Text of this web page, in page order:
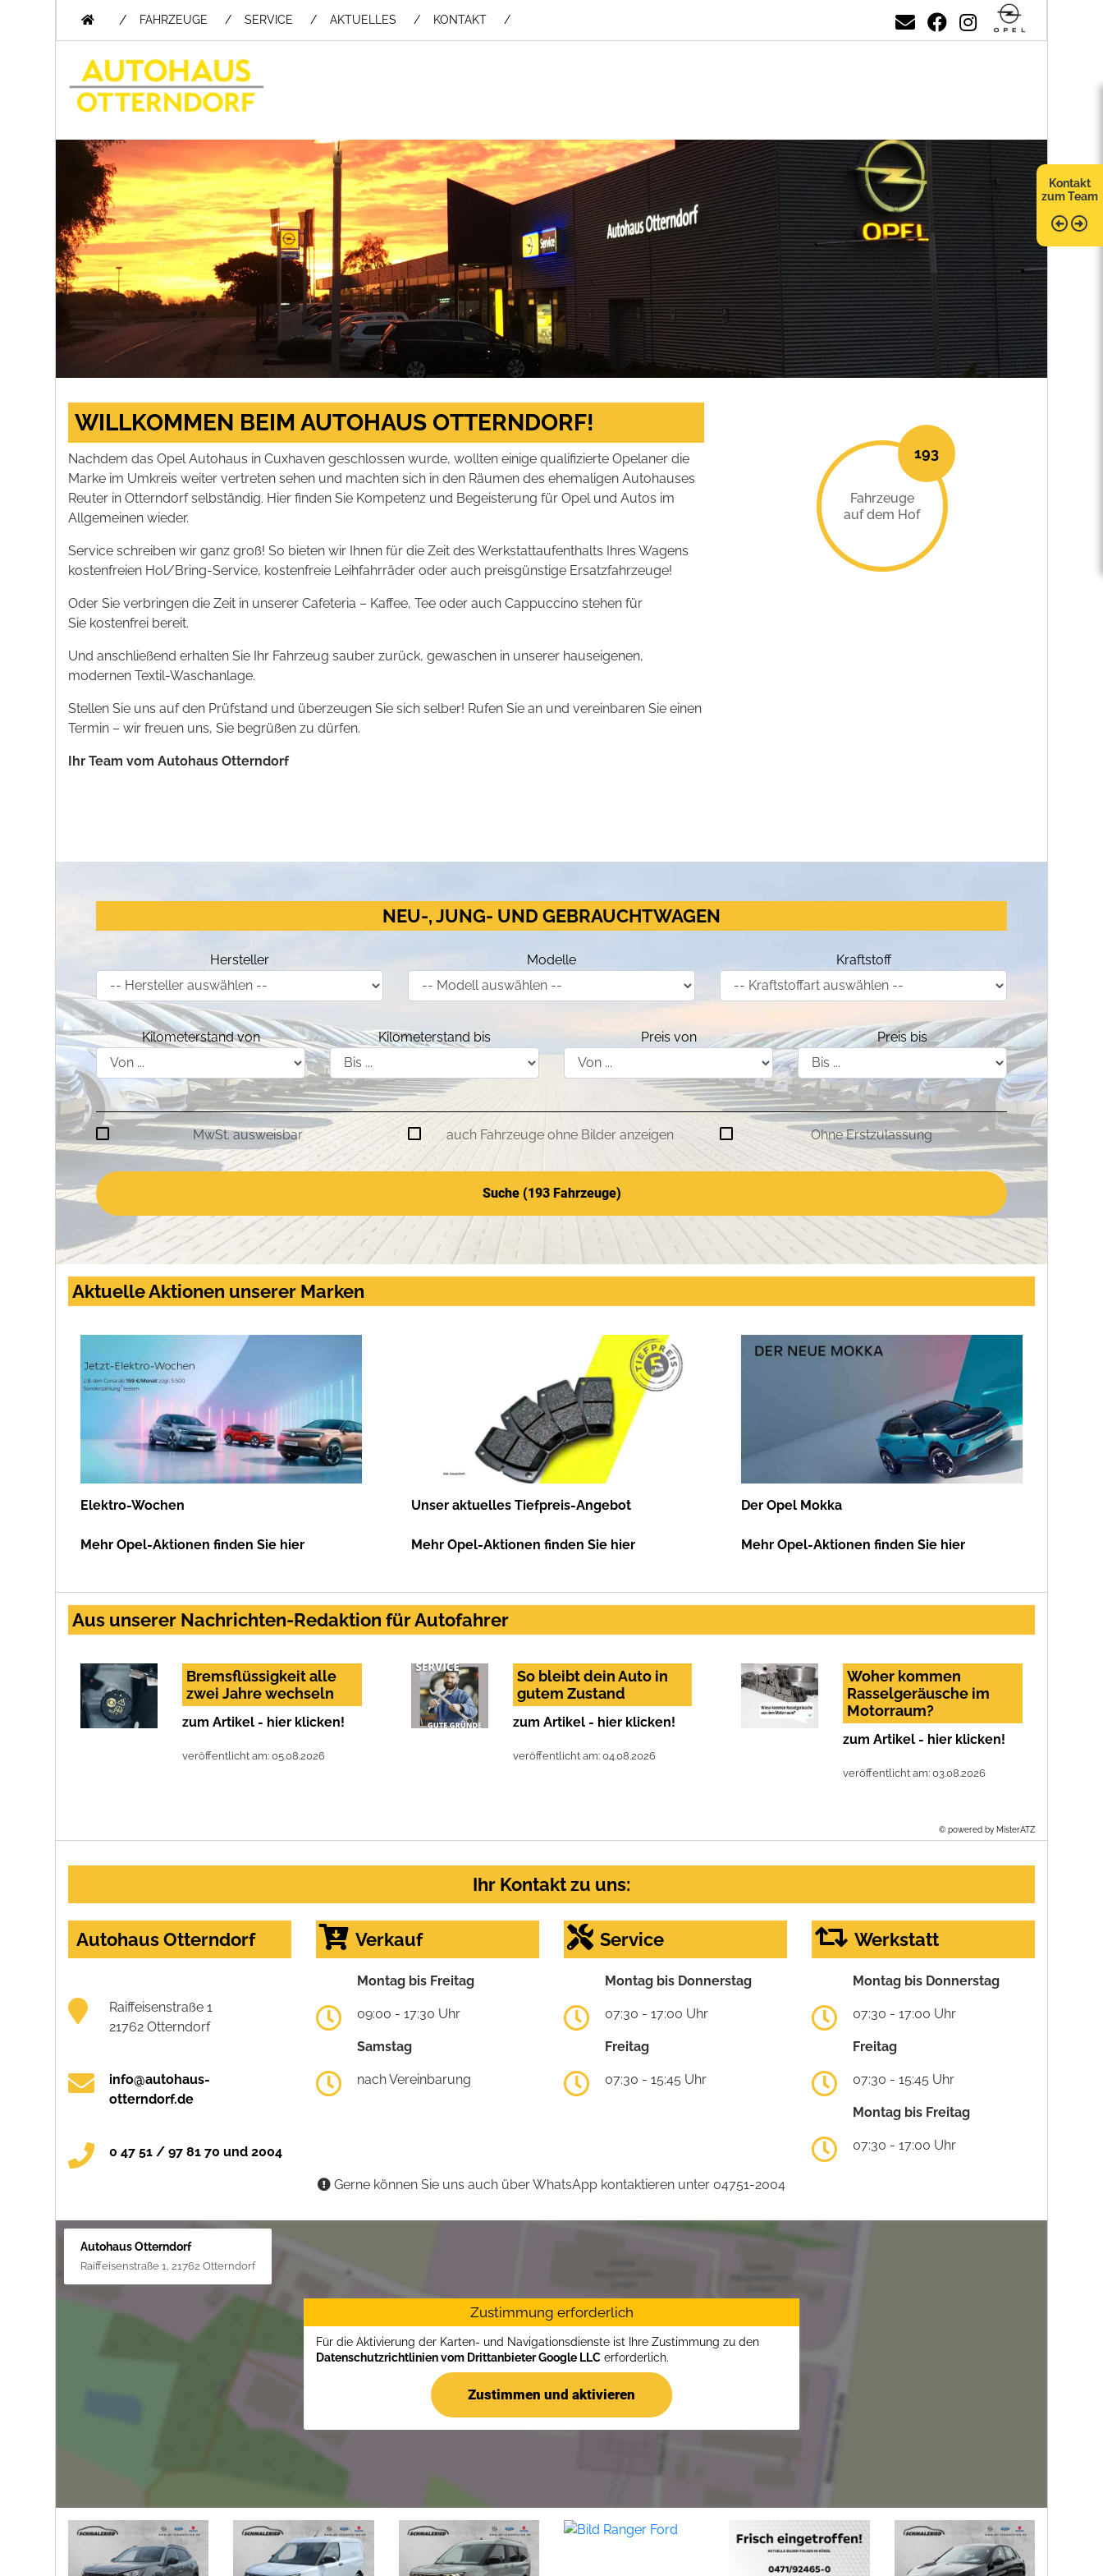
/ FAHRZEUGE SERVICE AKTUELLES KONTAKT
Kontakt
zum Team
WILLKOMMEN BEIM AUTOHAUS OTTERNDORF!
Nachdem das Opel Autohaus in Cuxhaven geschlossen wurde, wollten einige qualifizierte Opelaner die
Marke im Umkreis weiter vertreten sehen und machten sich in den Räumen des ehemaligen Autohauses
Reuter in Otterndorf selbständig. Hier finden Sie Kompetenz und Begeisterung für Opel und Autos im
Allgemeinen wieder.
Service schreiben wir ganz groß! So bieten wir Ihnen für die Zeit des Werkstattaufenthalts Ihres Wagens
kostenfreien Hol/Bring-Service, kostenfreie Leihfahrräder oder auch preisgünstige Ersatzfahrzeuge!
Oder Sie verbringen die Zeit in unserer Cafeteria – Kaffee, Tee oder auch Cappuccino stehen für
Sie kostenfrei bereit.
Und anschließend erhalten Sie Ihr Fahrzeug sauber zurück, gewaschen in unserer hauseigenen,
modernen Textil-Waschanlage.
Stellen Sie uns auf den Prüfstand und überzeugen Sie sich selber! Rufen Sie an und vereinbaren Sie einen
Termin – wir freuen uns, Sie begrüßen zu dürfen.
Ihr Team vom Autohaus Otterndorf
193
Fahrzeuge
auf dem Hof
NEU-, JUNG- UND GEBRAUCHTWAGEN
Hersteller Modelle Kraftstoff
Kilometerstand von Kilometerstand bis Preis von Preis bis
MwSt. ausweisbar auch Fahrzeuge ohne Bilder anzeigen Ohne Erstzulassung
Suche (193Fahrzeuge)
Aktuelle Aktionen unserer Marken
Elektro-Wochen
Mehr Opel-Aktionen finden Sie hier
Unser aktuelles Tiefpreis-Angebot
Mehr Opel-Aktionen finden Sie hier
Der Opel Mokka
Mehr Opel-Aktionen finden Sie hier
Aus unserer Nachrichten-Redaktion für Autofahrer
Bremsflüssigkeit alle
zwei Jahre wechseln
zum Artikel - hier klicken!
veröffentlicht am: 05.08.2026
So bleibt dein Auto in
gutem Zustand
zum Artikel - hier klicken!
veröffentlicht am: 04.08.2026
Woher kommen
Rasselgeräusche im
Motorraum?
zum Artikel - hier klicken!
veröffentlicht am: 03.08.2026
© powered by MisterATZ
Ihr Kontakt zu uns:
Autohaus Otterndorf
Raiffeisenstraße 1
21762 Otterndorf
info@autohaus-
otterndorf.de
0 47 51 / 97 81 70 und 2004
Verkauf
Montag bis Freitag
09:00 - 17:30 Uhr
Samstag
nach Vereinbarung
Service
Montag bis Donnerstag
07:30 - 17:00 Uhr
Freitag
07:30 - 15:45 Uhr
Werkstatt
Montag bis Donnerstag
07:30 - 17:00 Uhr
Freitag
07:30 - 15:45 Uhr
Montag bis Freitag
07:30 - 17:00 Uhr
Gerne können Sie uns auch über WhatsApp kontaktieren unter 04751-2004
Autohaus Otterndorf
Raiffeisenstraße 1, 21762 Otterndorf
Zustimmung erforderlich
Für die Aktivierung der Karten- und Navigationsdienste ist Ihre Zustimmung zu den
Datenschutzrichtlinien vom Drittanbieter Google LLC erforderlich.
Zustimmen und aktivieren